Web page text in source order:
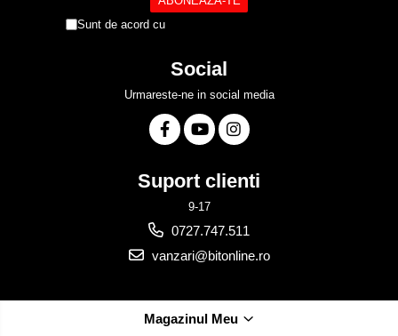
Sunt de acord cu
Social
Urmareste-ne in social media
Suport clienti
9-17
0727.747.511
vanzari@bitonline.ro
Magazinul Meu